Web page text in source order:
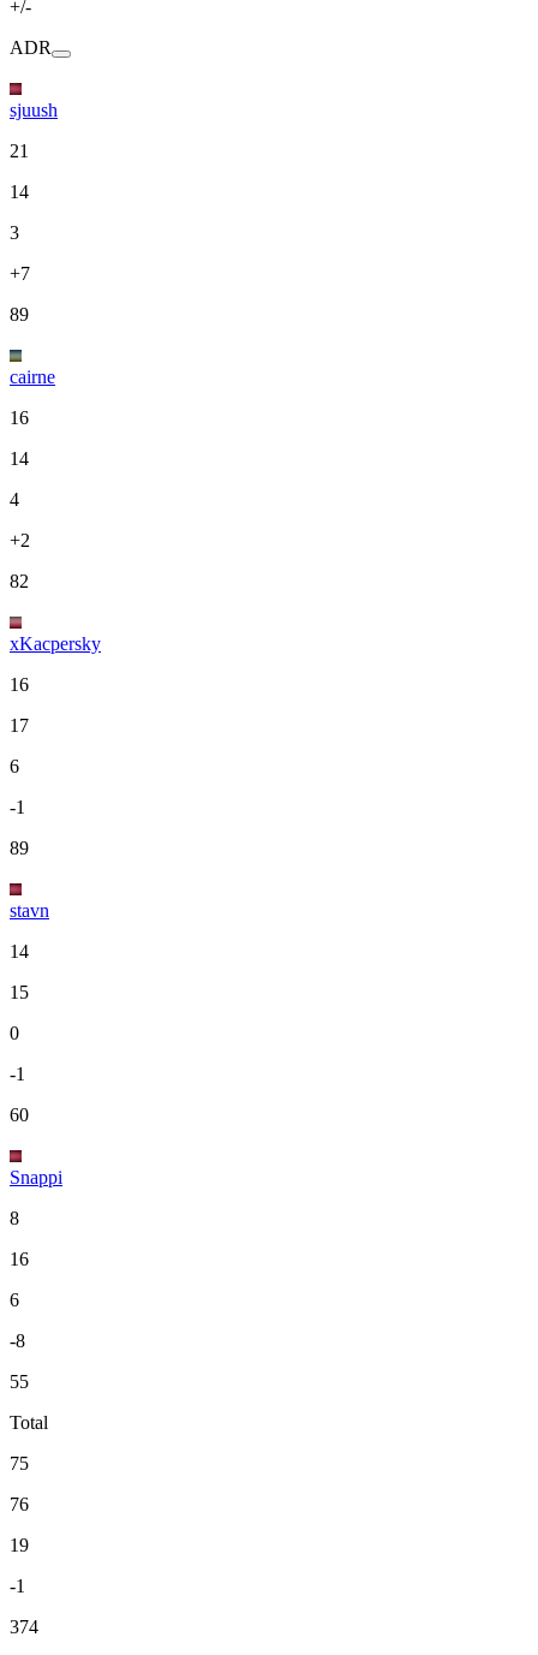
+/-
ADR
sjuush
21
14
3
+7
89
cairne
16
14
4
+2
82
xKacpersky
16
17
6
-1
89
stavn
14
15
0
-1
60
Snappi
8
16
6
-8
55
Total
75
76
19
-1
374